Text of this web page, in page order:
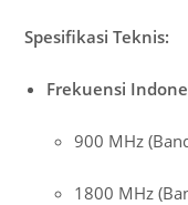
Spesifikasi Teknis:
Frekuensi
900 MHz
1800 MHz